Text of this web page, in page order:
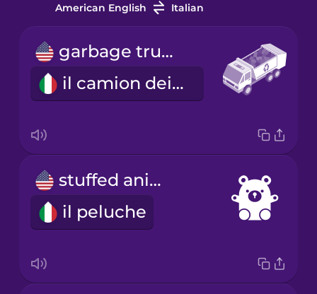
American English Italian
garbage truck
il camion dei rifiuti
stuffed animal
il peluche